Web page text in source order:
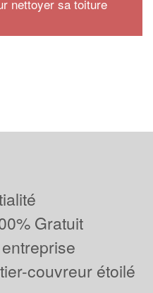
nettoyer sa toiture
Gratuit
couvreur étoilé